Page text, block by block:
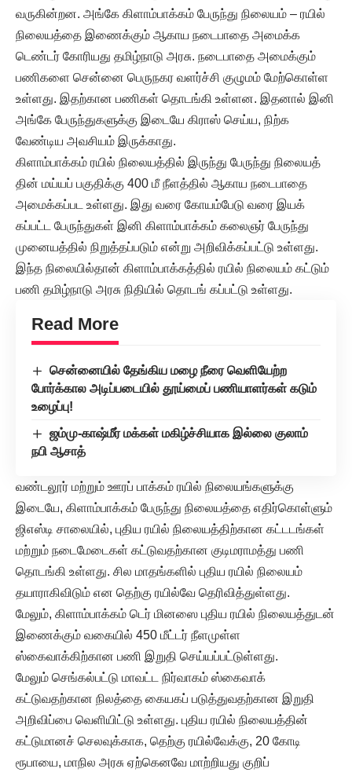
வருகின்றன. அங்கே கிளாம்பாக்கம் பேருந்து நிலையம் – ரயில்
நிலையத்தை இணைக்கும் ஆகாய நடைபாதை அமைக்க
டெண்டர் கோரியது தமிழ்நாடு அரசு. நடைபாதை அமைக்கும்
பணிகளை சென்னை பெருநகர வளர்ச்சி குழுமம் மேற்கொள்ள
உள்ளது. இதற்கான பணிகள் தொடங்கி உள்ளன. இதனால் இனி
அங்கே பேருந்துகளுக்கு இடையே கிராஸ் செய்ய, நிற்க
வேண்டிய அவசியம் இருக்காது.
கிளாம்பாக்கம் ரயில் நிலையத்தில் இருந்து பேருந்து நிலையத்
தின் மய்யப் பகுதிக்கு 400 மீ நீளத்தில் ஆகாய நடைபாதை
அமைக்கப்பட உள்ளது. இது வரை கோயம்பேடு வரை இயக்
கப்பட்ட பேருந்துகள் இனி கிளாம்பாக்கம் கலைஞர் பேருந்து
முனையத்தில் நிறுத்தப்படும் என்று அறிவிக்கப்பட்டு உள்ளது.
இந்த நிலையில்தான் கிளாம்பாக்கத்தில் ரயில் நிலையம் கட்டும்
பணி தமிழ்நாடு அரசு நிதியில் தொடங் கப்பட்டு உள்ளது.
Read More
சென்னையில் தேங்கிய மழை நீரை வெளியேற்ற
போர்க்கால அடிப்படையில் தூய்மைப் பணியாளர்கள் கடும்
உழைப்பு!
ஜம்மு-காஷ்மீர் மக்கள் மகிழ்ச்சியாக இல்லை குலாம்
நபி ஆசாத்
வண்டலூர் மற்றும் ஊரப் பாக்கம் ரயில் நிலையங்களுக்கு
இடையே, கிளாம்பாக்கம் பேருந்து நிலையத்தை எதிர்கொள்ளும்
ஜிஎஸ்டி சாலையில், புதிய ரயில் நிலையத்திற்கான கட்டடங்கள்
மற்றும் நடைமேடைகள் கட்டுவதற்கான குடிமராமத்து பணி
தொடங்கி உள்ளது. சில மாதங்களில் புதிய ரயில் நிலையம்
தயாராகிவிடும் என தெற்கு ரயில்வே தெரிவித்துள்ளது.
மேலும், கிளாம்பாக்கம் டெர் மினஸை புதிய ரயில் நிலையத்துடன்
இணைக்கும் வகையில் 450 மீட்டர் நீளமுள்ள
ஸ்கைவாக்கிற்கான பணி இறுதி செய்யப்பட்டுள்ளது.
மேலும் செங்கல்பட்டு மாவட்ட நிர்வாகம் ஸ்கைவாக்
கட்டுவதற்கான நிலத்தை கையகப் படுத்துவதற்கான இறுதி
அறிவிப்பை வெளியிட்டு உள்ளது. புதிய ரயில் நிலையத்தின்
கட்டுமானச் செலவுக்காக, தெற்கு ரயில்வேக்கு, 20 கோடி
ரூபாயை, மாநில அரசு ஏற்கெனவே மாற்றியது குறிப்